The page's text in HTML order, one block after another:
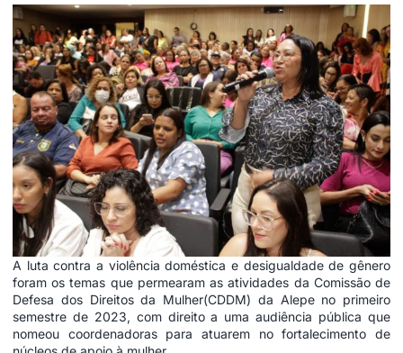
A luta contra a violência doméstica e desigualdade de gênero
foram os temas que permearam as atividades da Comissão de
Defesa dos Direitos da Mulher(CDDM) da Alepe no primeiro
semestre de 2023, com direito a uma audiência pública que
nomeou coordenadoras para atuarem no fortalecimento de